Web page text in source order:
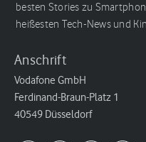
besten Stories zu
heißesten Tech-News und
Anschrift
Vodafone GmbH
Ferdinand-Braun-Platz 1
40549 Düsseldorf